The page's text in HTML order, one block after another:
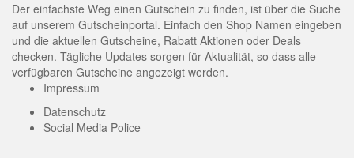
Der einfachste Weg einen Gutschein zu finden, ist über die Suche
auf unserem Gutscheinportal. Einfach den Shop Namen eingeben
und die aktuellen Gutscheine, Rabatt Aktionen oder Deals
checken. Tägliche Updates sorgen für Aktualität, so dass alle
verfügbaren Gutscheine angezeigt werden.
Impressum
Datenschutz
Social Media Police